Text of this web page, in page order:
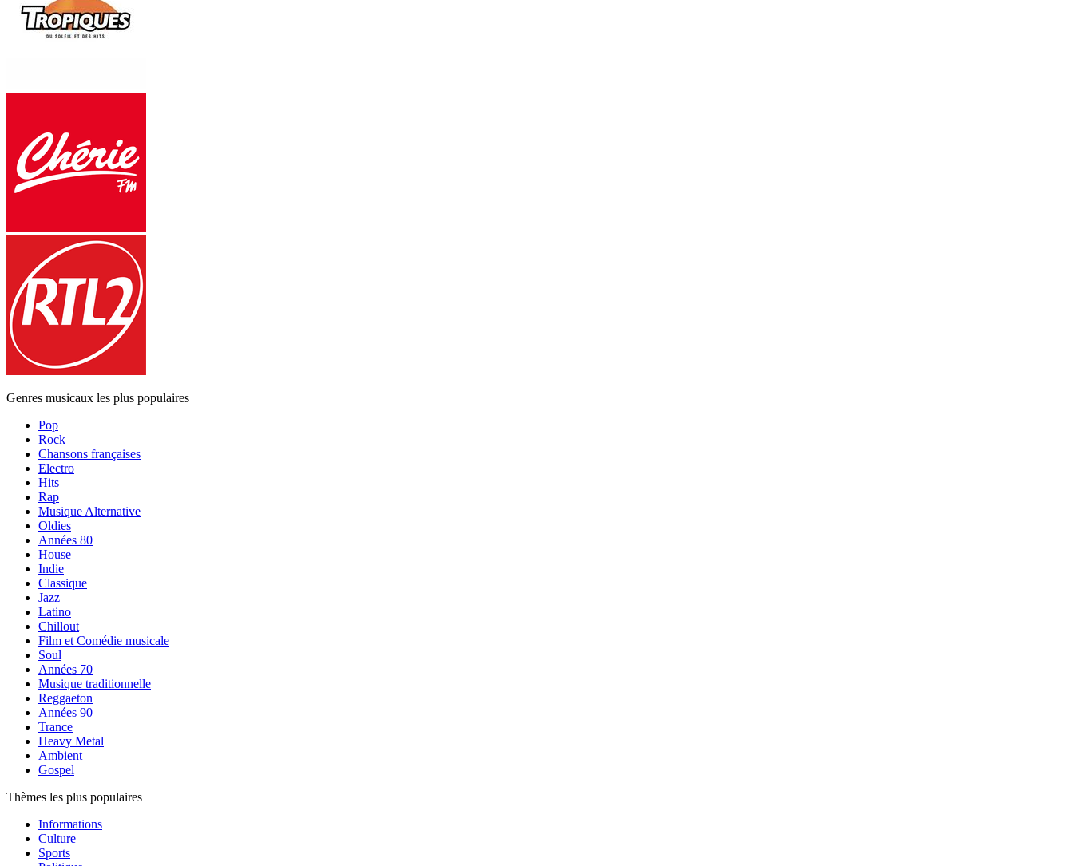
Genres musicaux les plus populaires
Pop
Rock
Chansons françaises
Electro
Hits
Rap
Musique Alternative
Oldies
Années 80
House
Indie
Classique
Jazz
Latino
Chillout
Film et Comédie musicale
Soul
Années 70
Musique traditionnelle
Reggaeton
Années 90
Trance
Heavy Metal
Ambient
Gospel
Thèmes les plus populaires
Informations
Culture
Sports